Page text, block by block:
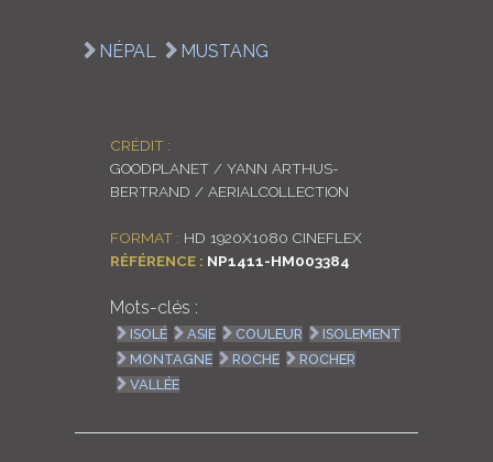
NÉPAL MUSTANG
CRÉDIT :
GOODPLANET / YANN ARTHUS-
BERTRAND / AERIALCOLLECTION
FORMAT : HD 1920X1080 CINEFLEX
RÉFÉRENCE : NP1411-HM003384
Mots-clés :
ISOLÉ ASIE COULEUR
ISOLEMENT
MONTAGNE
ROCHE
ROCHER
VALLÉE